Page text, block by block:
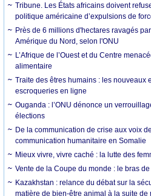
Tribune. Les États africains doivent
politique américaine d’expulsions de
Près de 6 millions d'hectares ravagés
Amérique du Nord, selon l'ONU
L’Afrique de l’Ouest et du Centre
alimentaire
Traite des êtres humains : les nouveaux
escroqueries en ligne
Ouganda : l’ONU dénonce un
élections
De la communication de crise aux voix
communication humanitaire en Somalie
Mieux vivre, vivre caché : la lutte des
Vente de la Coupe du monde : le bras de
Kazakhstan : relance du débat sur la
matière de bien-être animal à la suite de